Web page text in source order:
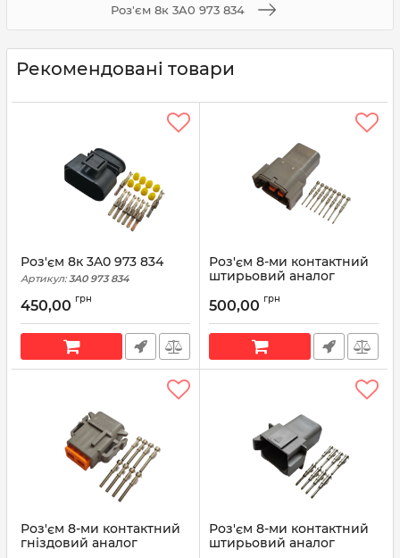
Роз'єм 8к 3A0 973 834
Рекомендовані товари
Роз'єм 8к 3A0 973 834
Артикул: 3A0 973 834
450,00 грн
Роз'єм 8-ми контактний
штирьовий аналог
Артикул: DTM04-8P
500,00 грн
Роз'єм 8-ми контактний
гніздовий аналог
Роз'єм 8-ми контактний
штирьовий аналог